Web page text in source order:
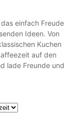
einfach Freude
Ideen. Von
Kuchen
auf den
lade Freunde und